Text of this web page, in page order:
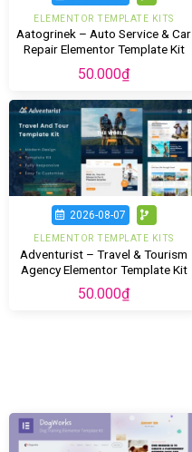
ELEMENTOR TEMPLATE KITS
Aatogrinek – Auto Service & Car
Repair Elementor Template Kit
50.000₫
2026-08-07
ELEMENTOR TEMPLATE KITS
Adventurist – Travel & Tourism
Agency Elementor Template Kit
50.000₫